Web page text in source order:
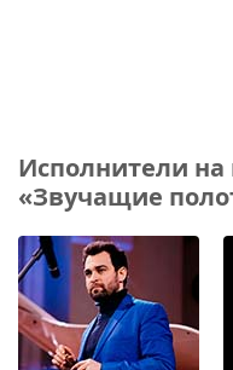
Исполнители на
«Звучащие